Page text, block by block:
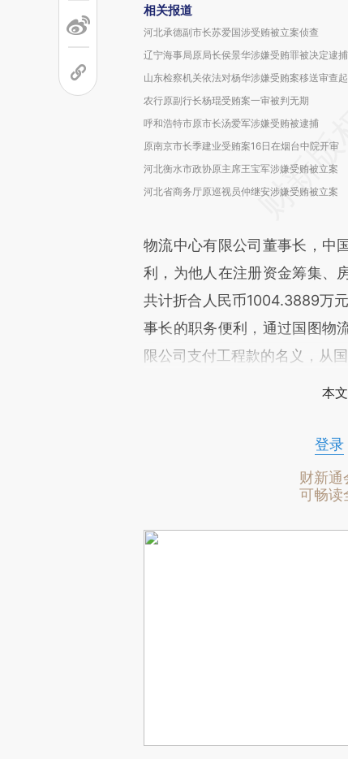
相关报道
河北承德副市长苏爱国涉受贿被立案侦查
辽宁海事局原局长侯景华涉嫌受贿罪被决定逮捕
山东检察机关依法对杨华涉嫌受贿案移送审查
农行原副行长杨琨受贿案一审被判无期
呼和浩特市原市长汤爱军涉嫌受贿被逮捕
原南京市长季建业受贿案16日在烟台中院开审
河北衡水市政协原主席王宝军涉嫌受贿被立案
河北省商务厅原巡视员仲继安涉嫌受贿被立案
物流中心有限公司董事长，中
利，为他人在注册资金筹集、
共计折合人民币1004.3889万
事长的职务便利，通过国图物
限公司支付工程款的名义，从
本
登录
财新通
可畅读